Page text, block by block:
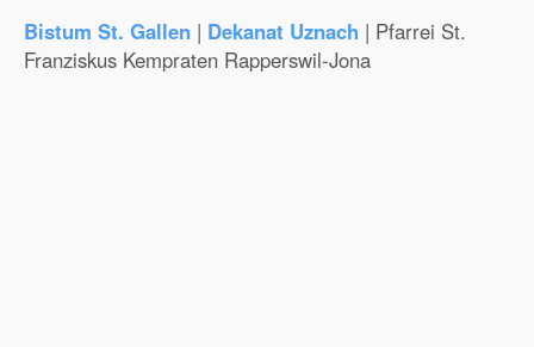
Bistum St. Gallen | Dekanat Uznach | Pfarrei St.
Franziskus Kempraten Rapperswil-Jona